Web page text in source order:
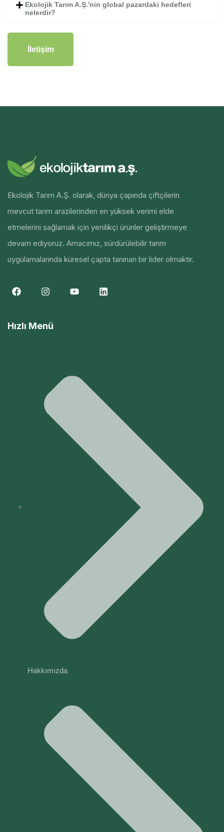
Ekolojik Tarım A.Ş.'nin global pazardaki hedefleri
nelerdir?
İletişim
Ekolojik Tarım A.Ş. olarak, dünya çapında çiftçilerin
mevcut tarım arazilerinden en yüksek verimi elde
etmelerini sağlamak için yenilikçi ürünler geliştirmeye
devam ediyoruz. Amacımız, sürdürülebilir tarım
uygulamalarında küresel çapta tanınan bir lider olmaktır.
Hızlı Menü
Hakkımızda